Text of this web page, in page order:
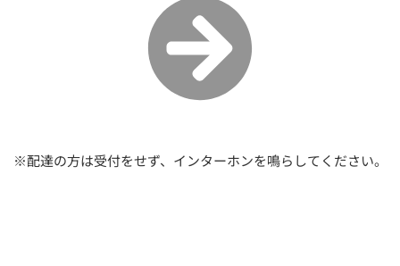
※配達の方は受付をせず、インターホンを鳴らしてください。